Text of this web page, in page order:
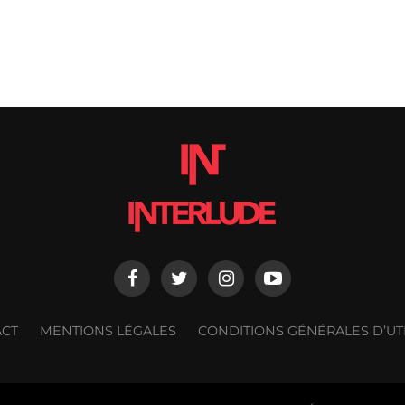
MENTIONS LÉGALES CONDITIONS GÉNÉRALES